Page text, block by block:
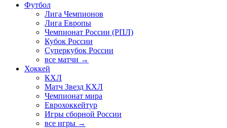
Футбол
Лига Чемпионов
Лига Европы
Чемпионат России (РПЛ)
Кубок России
Суперкубок России
все матчи →
Хоккей
КХЛ
Матч Звезд КХЛ
Чемпионат мира
Еврохоккейтур
Игры сборной России
все игры →